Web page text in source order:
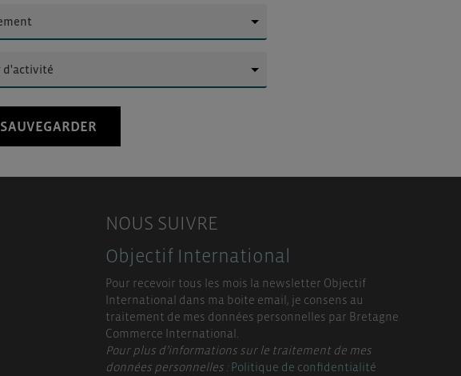
SAUVEGARDER
NOUS SUIVRE
Objectif International
Pour recevoir tous les mois la newsletter Objectif
International dans ma boite email, je consens au
traitement de mes données personnelles par Bretagne
Commerce International.
Pour plus d’informations sur le traitement de mes
données personnelles :Politique de confidentialité